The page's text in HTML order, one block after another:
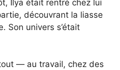
Ilya était rentré chez lui
découvrant la liasse
Son univers s’était
— au travail, chez des